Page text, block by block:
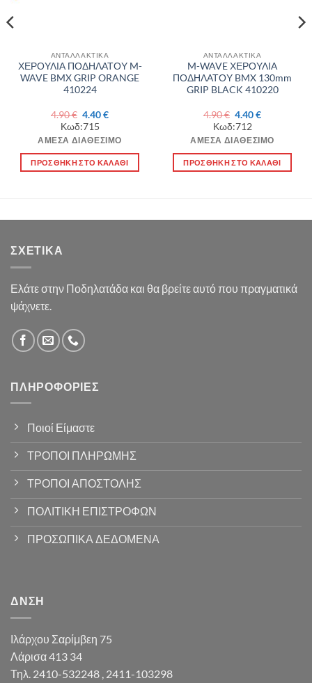
ΑΝΤΑΛΛΑΚΤΙΚΑ
ΧΕΡΟΥΛΙΑ ΠΟΔΗΛΑΤΟΥ M-
WAVE BMX GRIP ORANGE
410224
4.90€ Original
price
was:
4.90 €.
4.40€Η
είναι:
Κωδ:715
ΆΜΕΣΑ ΔΙΑΘΈΣΙΜΟ
ΠΡΟΣΘΉΚΗ ΣΤΟ ΚΑΛΆΘΙ
ΑΝΤΑΛΛΑΚΤΙΚΑ
M-WAVE ΧΕΡΟΥΛΙΑ
ΠΟΔΗΛΑΤΟΥ BMX 130mm
GRIP BLACK 410220
4.90€ Original
price
was:
4.90 €.
4.40€Η
είναι:
Κωδ:712
ΆΜΕΣΑ ΔΙΑΘΈΣΙΜΟ
ΠΡΟΣΘΉΚΗ ΣΤΟ ΚΑΛΆΘΙ
ΣΧΕΤΙΚΆ
Ελάτε στην Ποδηλατάδα και θα βρείτε αυτό που πραγματικά
ψάχνετε.
ΠΛΗΡΟΦΟΡΊΕΣ
Ποιοί Είμαστε
ΤΡΟΠΟΙ ΠΛΗΡΩΜΗΣ
ΤΡΟΠΟΙ ΑΠΟΣΤΟΛΗΣ
ΠΟΛΙΤΙΚΗ ΕΠΙΣΤΡΟΦΩΝ
ΠΡΟΣΩΠΙΚΑ ΔΕΔΟΜΕΝΑ
ΔΝΣΗ
Ιλάρχου Σαρίμβεη 75
Λάρισα 413 34
Τηλ. 2410-532248 , 2411-103298